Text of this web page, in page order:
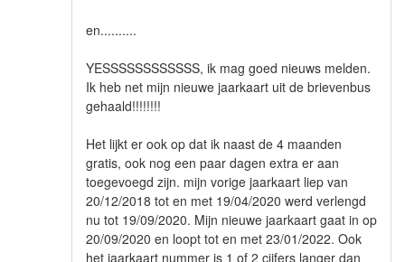
en..........
YESSSSSSSSSSSS, ik mag goed nieuws melden.
Ik heb net mijn nieuwe jaarkaart uit de brievenbus
gehaald!!!!!!!!
Het lijkt er ook op dat ik naast de 4 maanden
gratis, ook nog een paar dagen extra er aan
toegevoegd zijn. mijn vorige jaarkaart liep van
20/12/2018 tot en met 19/04/2020 werd verlengd
nu tot 19/09/2020. Mijn nieuwe jaarkaart gaat in op
20/09/2020 en loopt tot en met 23/01/2022. Ook
het jaarkaart nummer is 1 of 2 cijfers langer dan